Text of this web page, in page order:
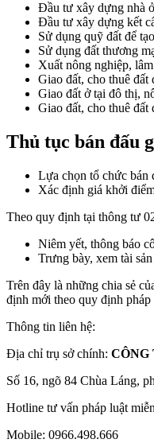
Đầu tư xây dựng nhà
Đầu tư xây dựng kết
Sử dụng quỹ đất để
Sử dụng đất thương
Xuất nông nghiệp,
Giao đất, cho thuê
Giao đất ở tại đô thị,
Giao đất, cho thuê
Thủ tục bán đấu
Lựa chọn tổ chức bán
Xác định giá khởi
Theo quy định tại thông tư
Niêm yết, thông báo
Trưng bày, xem tài
Trên đây là những chia sẻ
định mới theo quy định pháp
Thông tin liên hệ:
Địa chỉ trụ sở chính:
Số 16, ngõ 84 Chùa Láng,
Hotline tư vấn pháp luật
Mobile: 0966.498.666